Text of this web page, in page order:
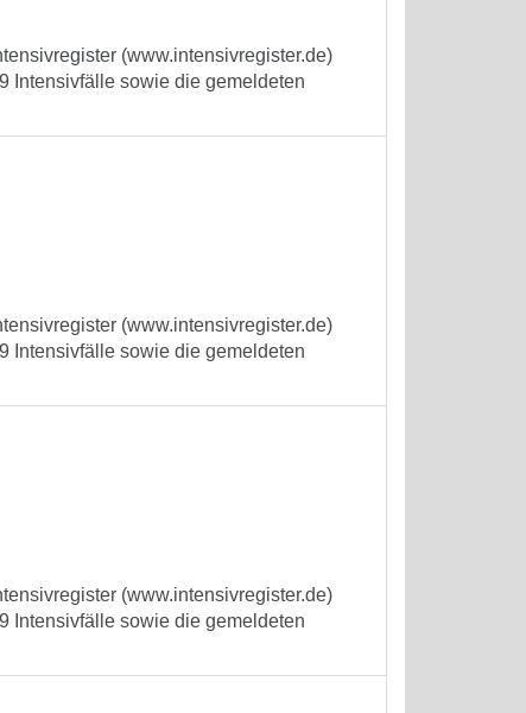
(www.intensivregister.de)
Intensivfälle sowie die gemeldeten
(www.intensivregister.de)
Intensivfälle sowie die gemeldeten
(www.intensivregister.de)
Intensivfälle sowie die gemeldeten